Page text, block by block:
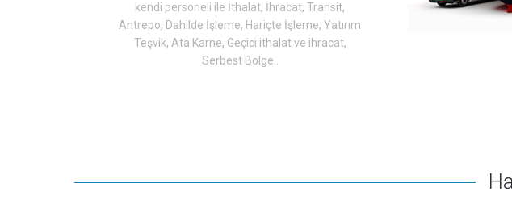
kendi personeli ile İthalat, İhracat, Transit,
Antrepo, Dahilde İşleme, Hariçte İşleme, Yatırım
Teşvik, Ata Karne, Geçici ithalat ve ihracat,
Serbest Bölge..